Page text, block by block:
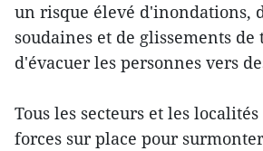
un risque élevé d'inondations,
soudaines et de glissements
d'évacuer les personnes vers
Tous les secteurs et les
forces sur place pour